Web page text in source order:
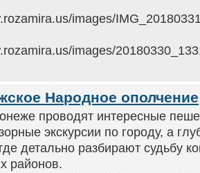
images/
images/
Народное ополчение
проводят интересные
экскурсии по городу, а
детально разбирают судьбу
районов.